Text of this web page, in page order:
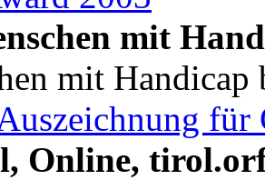
mit
mit Handicap
für
Online,